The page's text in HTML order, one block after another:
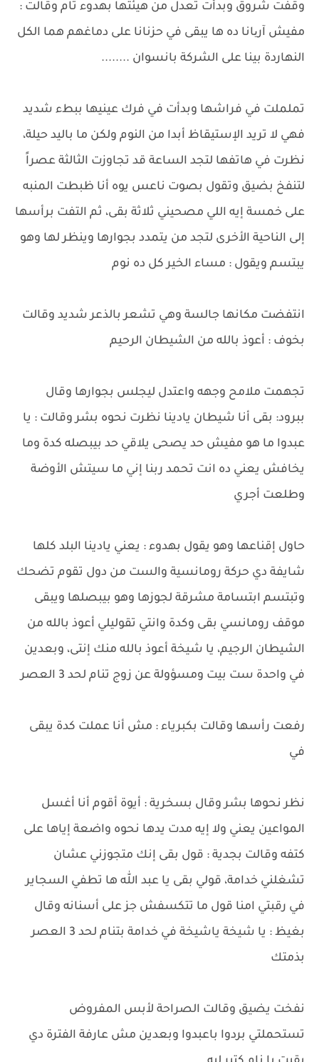
وقفت شروق وبدأت تعدل من هيئتها بهدوء تام وقالت :
مفيش آریانا ده ها يبقى في حزنانا على دماغهم هما الكل
النهاردة بينا على الشركة بانسوان ........
تململت في فراشها وبدأت في فرك عينيها ببطء شديد
فهي لا تريد الإستيقاظ أبدا من النوم ولكن ما باليد حيلة،
نظرت في هاتفها لتجد الساعة قد تجاوزت الثالثة عصراً
لتنفخ بضيق وتقول بصوت ناعس يوه أنا ظبطت المنبه
على خمسة إيه اللي مصحيني ثلاثة بقى، ثم التفت برأسها
إلى الناحية الأخرى لتجد من يتمدد بجوارها وينظر لها وهو
يبتسم ويقول : مساء الخير كل ده نوم
انتفضت مكانها جالسة وهي تشعر بالذعر شديد وقالت
بخوف : أعوذ بالله من الشيطان الرحيم
تجهمت ملامح وجهه واعتدل ليجلس بجوارها وقال
ببرود: بقى أنا شيطان يادينا نظرت نحوه بشر وقالت : يا
عبدوا ما هو مفيش حد يصحى يلاقي حد بيبصله كدة وما
يخافش يعني ده انت تحمد ربنا إني ما سيتش الأوضة
وطلعت أجري
حاول إقناعها وهو يقول بهدوء : يعني يادينا البلد كلها
شايفة دي حركة رومانسية والست من دول تقوم تضحك
وتبتسم ابتسامة مشرقة لجوزها وهو بيبصلها ويبقى
موقف رومانسي بقى وكدة وانتي تقوليلي أعوذ بالله من
الشيطان الرجيم، يا شيخة أعوذ بالله منك إنتى، وبعدين
في واحدة ست بيت ومسؤولة عن زوج تنام لحد 3 العصر
رفعت رأسها وقالت بكبرياء : مش أنا عملت كدة يبقى
في
نظر نحوها بشر وقال بسخرية : أيوة أقوم أنا أغسل
المواعين يعني ولا إيه مدت يدها نحوه واضعة إياها على
كتفه وقالت بجدية : قول بقى إنك متجوزني عشان
تشغلني خدامة، قولي بقى يا عبد الله ها تطفي السجاير
في رقبتي امنا قول ما تتكسفش جز على أسنانه وقال
بغيظ : يا شيخة ياشيخة في خدامة بتنام لحد 3 العصر
بذمتك
نفخت يضيق وقالت الصراحة لأبس المفروض
تستحملتي بردوا باعبدوا وبعدين مش عارفة الفترة دي